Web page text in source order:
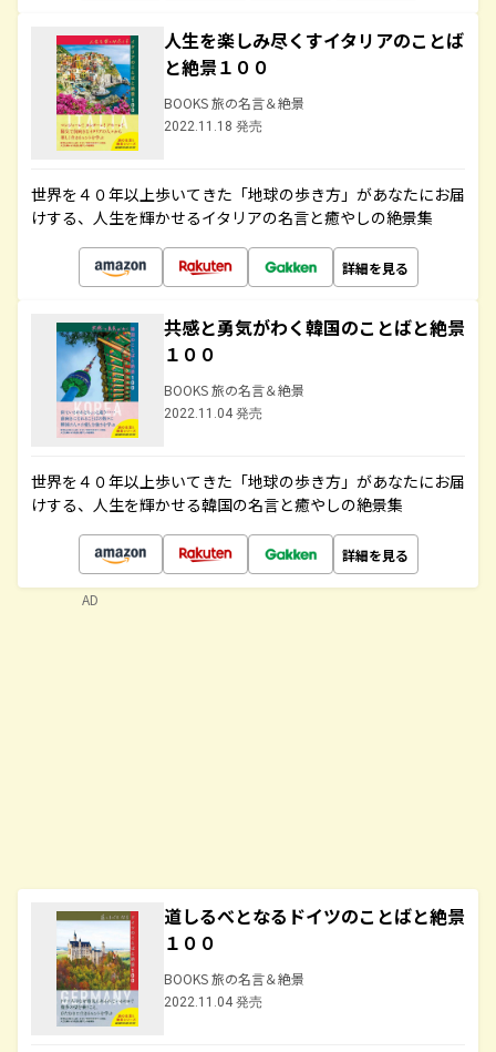
人生を楽しみ尽くすイタリアのことば
と絶景１００
BOOKS 旅の名言＆絶景
2022.11.18 発売
世界を４０年以上歩いてきた「地球の歩き方」があなたにお届
けする、人生を輝かせるイタリアの名言と癒やしの絶景集
詳細を見る
共感と勇気がわく韓国のことばと絶景
１００
BOOKS 旅の名言＆絶景
2022.11.04 発売
世界を４０年以上歩いてきた「地球の歩き方」があなたにお届
けする、人生を輝かせる韓国の名言と癒やしの絶景集
詳細を見る
道しるべとなるドイツのことばと絶景
１００
BOOKS 旅の名言＆絶景
2022.11.04 発売
AD